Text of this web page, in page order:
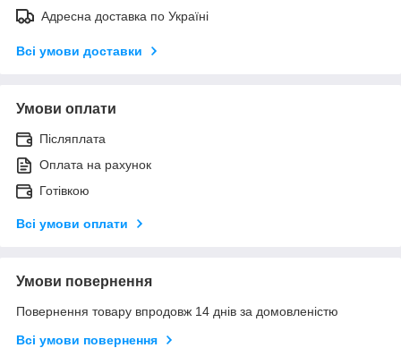
Адресна доставка по Україні
Всі умови доставки
Умови оплати
Післяплата
Оплата на рахунок
Готівкою
Всі умови оплати
Умови повернення
Повернення товару впродовж 14 днів за домовленістю
Всі умови повернення